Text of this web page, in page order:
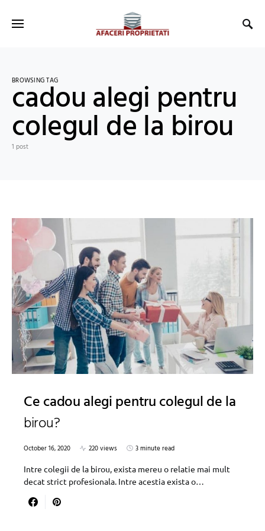
BROWSING TAG
cadou alegi pentru
colegul de la birou
1 post
Ce cadou alegi pentru colegul de la
birou?
October 16, 2020 220 views
3 minute read
Intre colegii de la birou, exista mereu o relatie mai mult
decat strict profesionala. Intre acestia exista o…